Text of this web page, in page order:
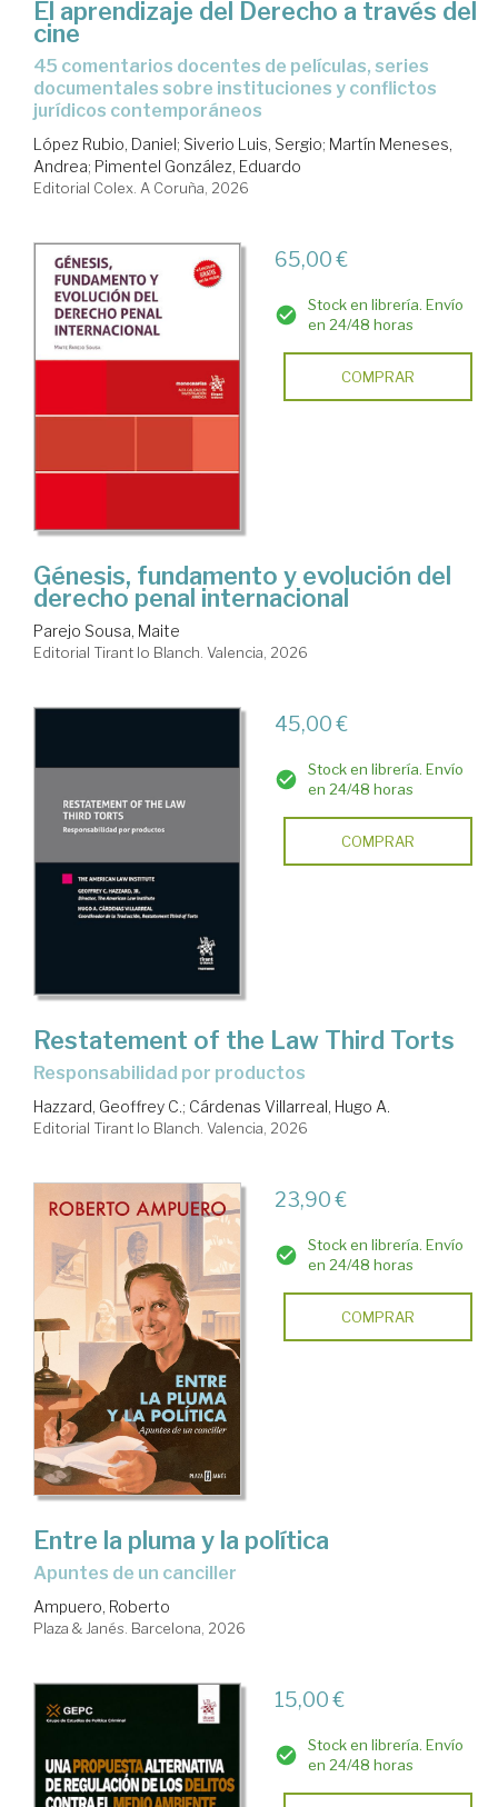
El aprendizaje del Derecho a través del
cine
45 comentarios docentes de películas, series
documentales sobre instituciones y conflictos
jurídicos contemporáneos
López Rubio, Daniel; Siverio Luis, Sergio; Martín Meneses,
Andrea; Pimentel González, Eduardo
Editorial Colex. A Coruña, 2026
65,00 €
Stock en librería. Envío
en 24/48 horas
COMPRAR
Génesis, fundamento y evolución del
derecho penal internacional
Parejo Sousa, Maite
Editorial Tirant lo Blanch. Valencia, 2026
45,00 €
Stock en librería. Envío
en 24/48 horas
COMPRAR
Restatement of the Law Third Torts
Responsabilidad por productos
Hazzard, Geoffrey C.; Cárdenas Villarreal, Hugo A.
Editorial Tirant lo Blanch. Valencia, 2026
23,90 €
Stock en librería. Envío
en 24/48 horas
COMPRAR
Entre la pluma y la política
Apuntes de un canciller
Ampuero, Roberto
Plaza & Janés. Barcelona, 2026
15,00 €
Stock en librería. Envío
en 24/48 horas